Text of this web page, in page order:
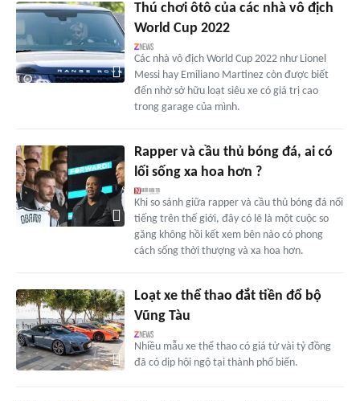
Thú chơi ôtô của các nhà vô địch
World Cup 2022
Các nhà vô địch World Cup 2022 như Lionel
Messi hay Emiliano Martinez còn được biết
đến nhờ sở hữu loạt siêu xe có giá trị cao
trong garage của mình.
Rapper và cầu thủ bóng đá, ai có
lối sống xa hoa hơn ?
Khi so sánh giữa rapper và cầu thủ bóng đá nổi
tiếng trên thế giới, đây có lẽ là một cuộc so
găng không hồi kết xem bên nào có phong
cách sống thời thượng và xa hoa hơn.
Loạt xe thể thao đắt tiền đổ bộ
Vũng Tàu
Nhiều mẫu xe thể thao có giá từ vài tỷ đồng
đã có dịp hội ngộ tại thành phố biển.